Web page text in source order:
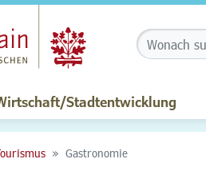
Stadtentwicklung
Gastronomie